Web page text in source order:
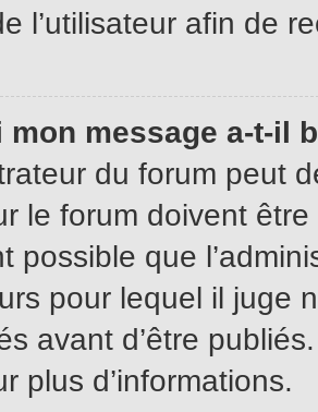
l’utilisateur afin de
mon message a-t-il
du forum peut
le forum doivent
possible que
pour lequel il juge
avant d’être
plus d’informations.